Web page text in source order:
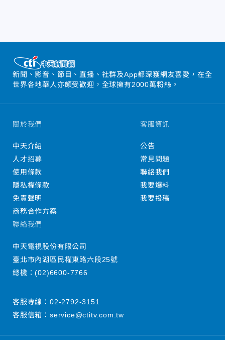
新聞、影音、節目、直播、社群及App都深獲網友喜愛，在全
世界各地華人亦頗受歡迎，全球擁有2000萬粉絲。
關於我們
中天介紹
人才招募
使用條款
隱私權條款
免責聲明
商務合作方案
客服資訊
公告
常見問題
聯絡我們
我要爆料
我要投稿
聯絡我們
中天電視股份有限公司
臺北市內湖區民權東路六段25號
總機：(02)6600-7766
客服專線： 02-2792-3151
客服信箱： service@ctitv.com.tw